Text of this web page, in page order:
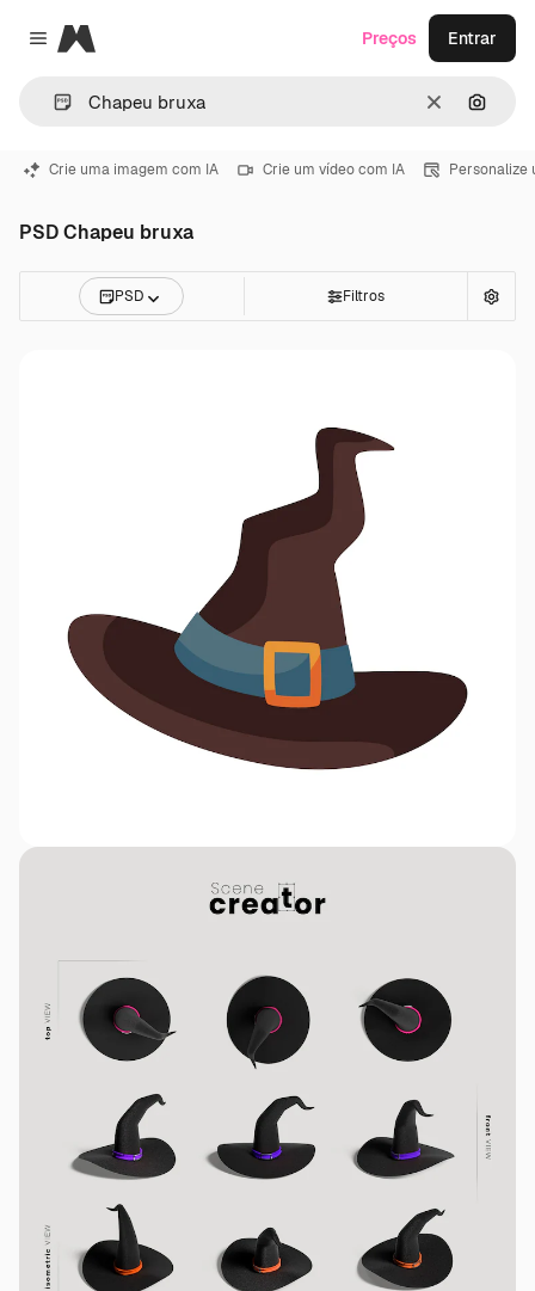
Close menu
Magnific
Limpar
Preços Entrar
Crie uma imagem com IA Crie um vídeo com IA Personalize
PSD Chapeu bruxa
PSD Filtros